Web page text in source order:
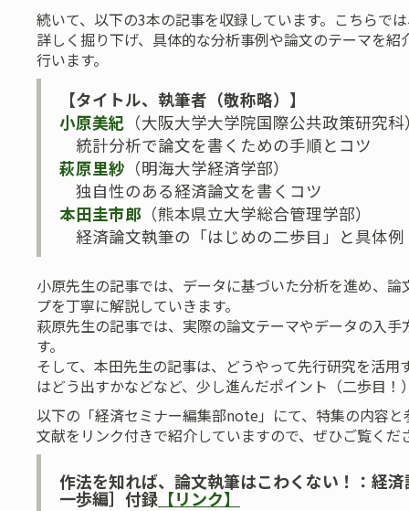
続いて、以下の3本の記事を収録しています。こちらで
詳しく掘り下げ、具体的な分析事例や論文のテーマを紹
行います。
【タイトル、執筆者（敬称略）】
小原美紀 （大阪大学大学院国際公共政策研究
統計分析で論文を書くための手順とコツ
萩原里紗 （明海大学経済学部）
独自性のある経済論文を書くコツ
本田圭市郎 （熊本県立大学総合管理学部）
経済論文執筆の「はじめの二歩目」と具体例
小原先生の記事では、データに基づいた分析を進め、
プを丁寧に解説していきます。
萩原先生の記事では、実際の論文テーマやデータの入
す。
そして、本田先生の記事は、どうやって先行研究を活
はどう出すかなどなど、少し進んだポイント（二歩目！
以下の「経済セミナー編集部note」にて、特集の内容
文献をリンク付きで紹介していますので、ぜひご覧くだ
作法を知れば、論文執筆はこわくない！：経
一歩編］付録 【リンク】